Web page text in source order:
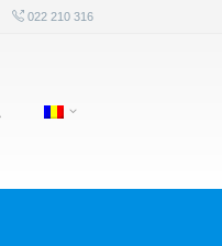
022 210 316